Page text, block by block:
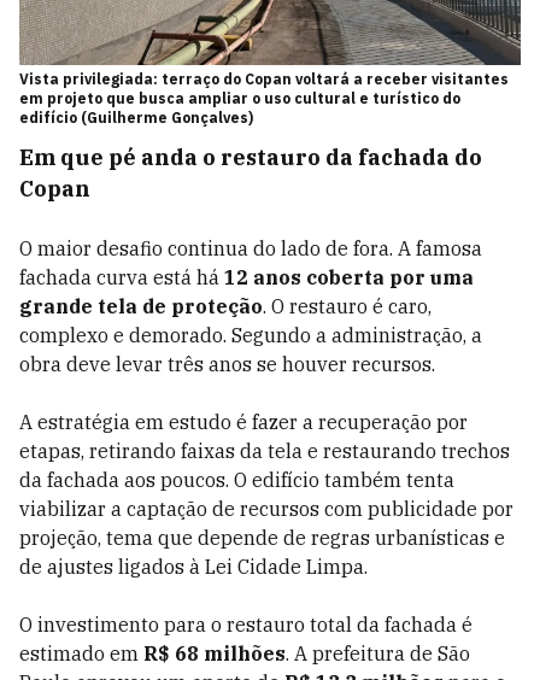
Vista privilegiada: terraço do Copan voltará a receber visitantes
em projeto que busca ampliar o uso cultural e turístico do
edifício (Guilherme Gonçalves)
Em que pé anda o restauro da fachada do
Copan
O maior desafio continua do lado de fora. A famosa
fachada curva está há 12 anos coberta por uma
grande tela de proteção. O restauro é caro,
complexo e demorado. Segundo a administração, a
obra deve levar três anos se houver recursos.
A estratégia em estudo é fazer a recuperação por
etapas, retirando faixas da tela e restaurando trechos
da fachada aos poucos. O edifício também tenta
viabilizar a captação de recursos com publicidade por
projeção, tema que depende de regras urbanísticas e
de ajustes ligados à Lei Cidade Limpa.
O investimento para o restauro total da fachada é
estimado em R$ 68 milhões. A prefeitura de São